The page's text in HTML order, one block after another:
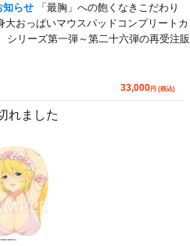
知らせ 「最胸」への飽くなきこだわり
おっぱいマウスパッドコンプリートカ
シリーズ第一弾～第二十六弾の再受注販
33,000円 (税込)
れました